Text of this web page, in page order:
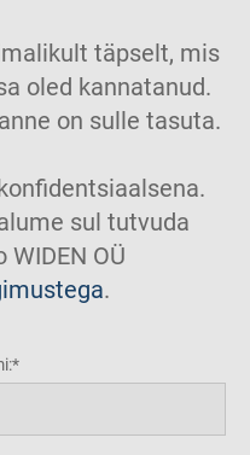
täpselt, mis
oled kannatanud.
on sulle tasuta.
sul tutvuda
OÜ
.